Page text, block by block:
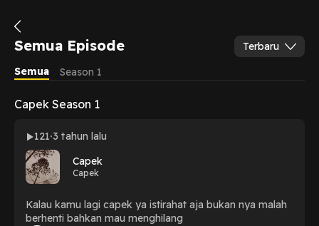
Semua Episode
Terbaru
Semua
Season 1
Capek Season 1
121 3 tahun lalu
Capek
Capek
Kalau kamu lagi capek ya istirahat aja bukan nya malah
berhenti bahkan mau menghilang